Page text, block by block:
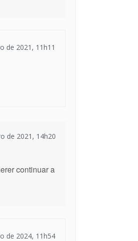
de 2021, 11h11
de 2021, 14h20
continuar a
de 2024, 11h54